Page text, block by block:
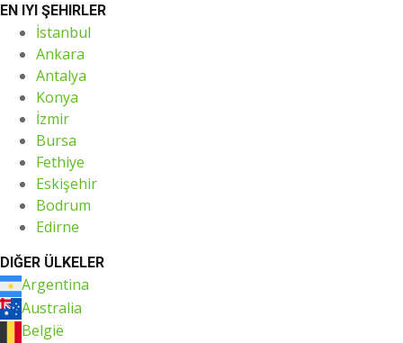
EN IYI ŞEHIRLER
İstanbul
Ankara
Antalya
Konya
İzmir
Bursa
Fethiye
Eskişehir
Bodrum
Edirne
DIĞER ÜLKELER
Argentina
Australia
België